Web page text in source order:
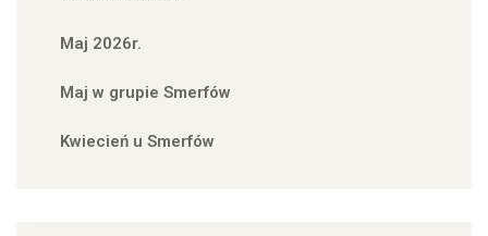
Maj 2026r.
Maj w grupie Smerfów
Kwiecień u Smerfów